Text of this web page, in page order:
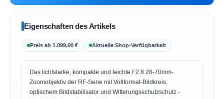
Eigenschaften des Artikels
Preis ab 1.099,00 € Aktuelle Shop-Verfügbarkeit
Das lichtstarke, kompakte und leichte F2.8 28-70mm-
Zoomobjektiv der RF-Serie mit Vollformat-Bildkreis,
optischem Bildstabilisator und Witterungsschutzschutz -